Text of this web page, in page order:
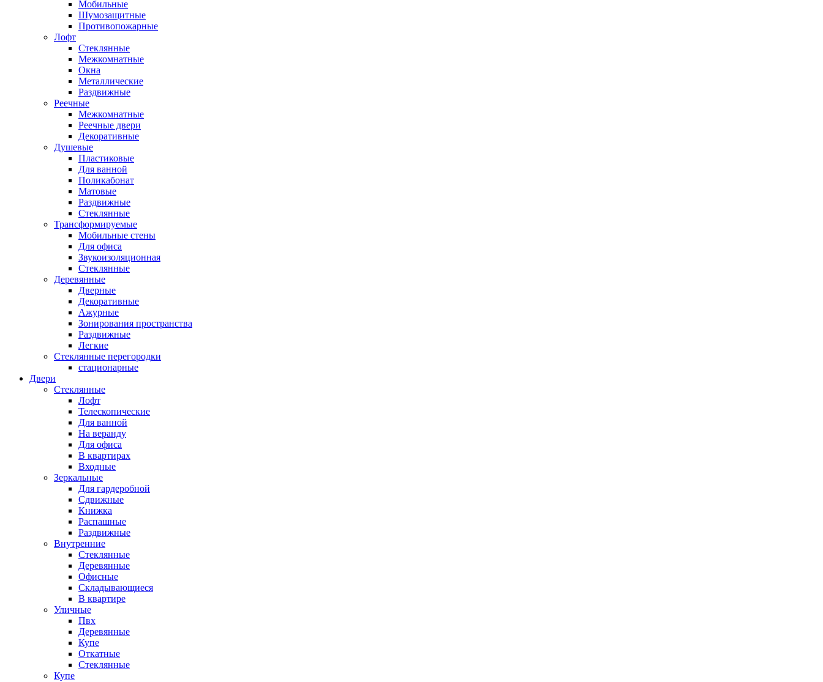
Мобильные
Шумозащитные
Противопожарные
Лофт
Стеклянные
Межкомнатные
Окна
Металлические
Раздвижные
Реечные
Межкомнатные
Реечные двери
Декоративные
Душевые
Пластиковые
Для ванной
Поликабонат
Матовые
Раздвижные
Стеклянные
Трансформируемые
Мобильные стены
Для офиса
Звукоизоляционная
Стеклянные
Деревянные
Дверные
Декоративные
Ажурные
Зонирования пространства
Раздвижные
Легкие
Стеклянные перегородки
стационарные
Двери
Стеклянные
Лофт
Телескопические
Для ванной
На веранду
Для офиса
В квартирах
Входные
Зеркальные
Для гардеробной
Сдвижные
Книжка
Распашные
Раздвижные
Внутренние
Стеклянные
Деревянные
Офисные
Складывающиеся
В квартире
Уличные
Пвх
Деревянные
Купе
Откатные
Стеклянные
Купе